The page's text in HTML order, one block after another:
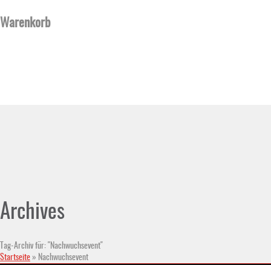
Warenkorb
Archives
Tag-Archiv für: "Nachwuchsevent"
Startseite» Nachwuchsevent